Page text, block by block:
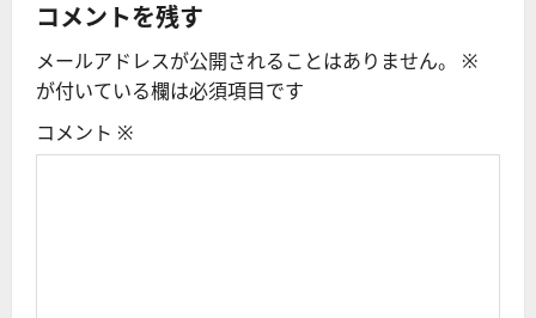
ー
シ
ョ
コメントを残す
メールアドレスが公開されることはありません。
※
が付いている欄は必須項目です
コメント ※